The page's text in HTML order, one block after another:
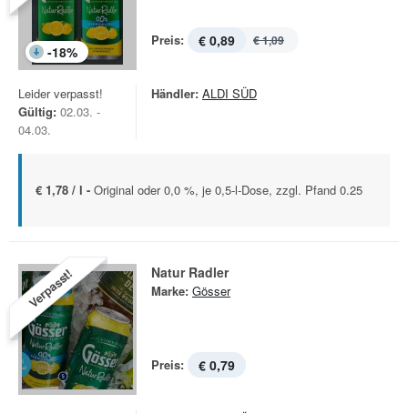
-18%
Preis: € 0,89 € 1,09
Leider verpasst!
Gültig: 02.03. -
04.03.
Händler: ALDI SÜD
€ 1,78 / l - Original oder 0,0 %, je 0,5-l-Dose, zzgl. Pfand 0.25
Verpasst! Natur Radler
Marke: Gösser
Preis: € 0,79